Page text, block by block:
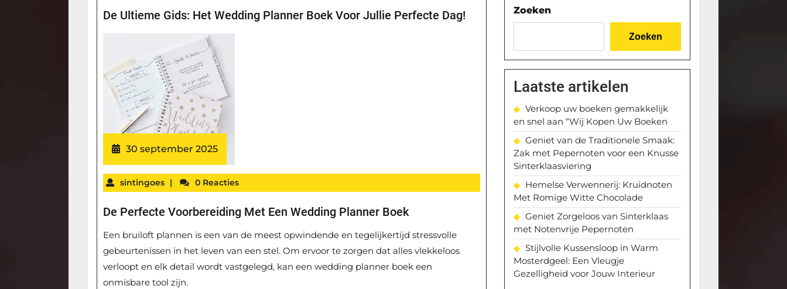
De Ultieme Gids: Het Wedding Planner Boek Voor Jullie Perfecte Dag!
30 september 2025
sintingoes | 0 Reacties
De Perfecte Voorbereiding Met Een Wedding Planner Boek
Een bruiloft plannen is een van de meest opwindende en tegelijkertijd stressvolle
gebeurtenissen in het leven van een stel. Om ervoor te zorgen dat alles vlekkeloos
verloopt en elk detail wordt vastgelegd, kan een wedding planner boek een
onmisbare tool zijn.
Zoeken
Zoeken
Laatste artikelen
Verkoop uw boeken gemakkelijk
en snel aan “Wij Kopen Uw Boeken
Geniet van de Traditionele Smaak:
Zak met Pepernoten voor een Knusse
Sinterklaasviering
Hemelse Verwennerij: Kruidnoten
Met Romige Witte Chocolade
Geniet Zorgeloos van Sinterklaas
met Notenvrije Pepernoten
Stijlvolle Kussensloop in Warm
Mosterdgeel: Een Vleugje
Gezelligheid voor Jouw Interieur